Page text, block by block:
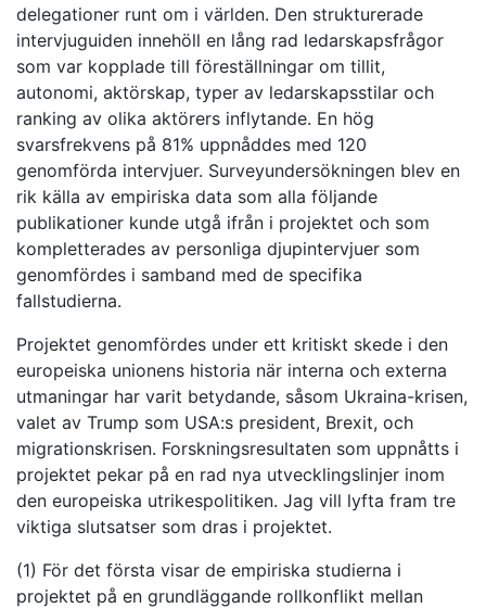
delegationer runt om i världen. Den strukturerade
intervjuguiden innehöll en lång rad ledarskapsfrågor
som var kopplade till föreställningar om tillit,
autonomi, aktörskap, typer av ledarskapsstilar och
ranking av olika aktörers inflytande. En hög
svarsfrekvens på 81% uppnåddes med 120
genomförda intervjuer. Surveyundersökningen blev en
rik källa av empiriska data som alla följande
publikationer kunde utgå ifrån i projektet och som
kompletterades av personliga djupintervjuer som
genomfördes i samband med de specifika
fallstudierna.
Projektet genomfördes under ett kritiskt skede i den
europeiska unionens historia när interna och externa
utmaningar har varit betydande, såsom Ukraina-krisen,
valet av Trump som USA:s president, Brexit, och
migrationskrisen. Forskningsresultaten som uppnåtts i
projektet pekar på en rad nya utvecklingslinjer inom
den europeiska utrikespolitiken. Jag vill lyfta fram tre
viktiga slutsatser som dras i projektet.
(1) För det första visar de empiriska studierna i
projektet på en grundläggande rollkonflikt mellan